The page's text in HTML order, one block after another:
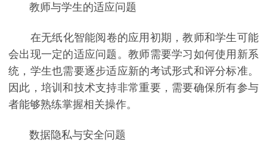
教师与学生的适应问题
在无纸化智能阅卷的应用初期，教师和学生可能
会出现一定的适应问题。教师需要学习如何使用新系
统，学生也需要逐步适应新的考试形式和评分标准。
因此，培训和技术支持非常重要，需要确保所有参与
者能够熟练掌握相关操作。
数据隐私与安全问题